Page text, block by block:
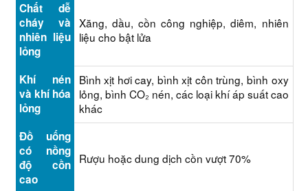
Chất dễ
cháy và
nhiên liệu
lỏng
Xăng, dầu, cồn công nghiệp, diêm, nhiên
liệu cho bật lửa
Khí nén
và khí hóa
lỏng
Bình xịt hơi cay, bình xịt côn trùng, bình oxy
lỏng, bình CO₂ nén, các loại khí áp suất cao
khác
Đồ uống
có nồng
độ cồn
cao
Rượu hoặc dung dịch cồn vượt 70%